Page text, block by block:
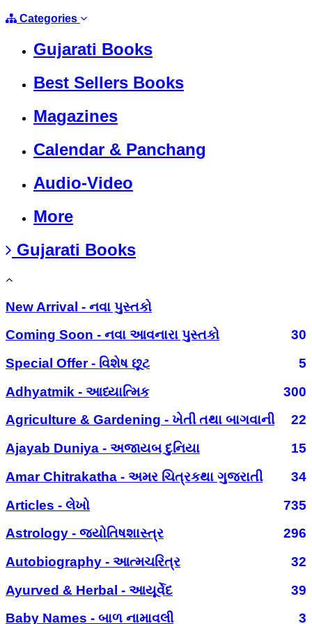
Categories
Gujarati Books
Best Sellers Books
Magazines
Calendar & Panchang
Audio-Video
More
Gujarati Books
New Arrival - નવા પુસ્તકો
Coming Soon - નવા આવનારા પુસ્તકો
30
Special Offer - વિશેષ છૂટ
5
Adhyatmik - આધ્યાત્મિક
300
Agriculture & Gardening - ખેતી તથા બાગવાની
22
Ajayab Duniya - અજાયબ દુનિયા
15
Amar Chitrakatha - અમર ચિત્રકથા ગુજરાતી
34
Articles - લેખો
735
Astrology - જ્યોતિષશાસ્ત્ર
296
Autobiography - આત્મચરિત્ર
32
Ayurved & Herbal - આયૂર્વેદ
39
Baby Names - બાળ નામાવલી
3